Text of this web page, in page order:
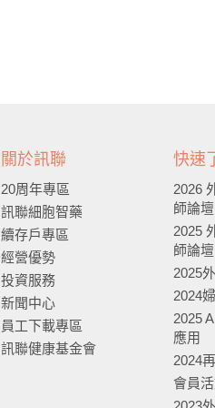
關於訊聯
20周年專區
訊聯細胞智藥
續存戶專區
經營優勢
投資服務
新聞中心
員工下載專區
訊聯健康基金會
快速
2026
師論壇
2025
師論壇
2025
2024
2025
應用
2024
會員